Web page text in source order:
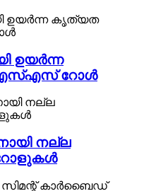
ഉയർന്ന
റോൾ
നല്ല
റോളുകൾ